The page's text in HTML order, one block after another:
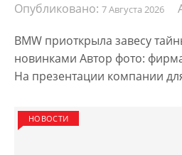
Опубликовано: 7 Августа 2026
BMW приоткрыла завесу
новинками Автор фото:
На презентации компании
НОВОСТИ